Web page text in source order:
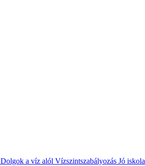
Dolgok a víz alól Vízszintszabályozás Jó iskola